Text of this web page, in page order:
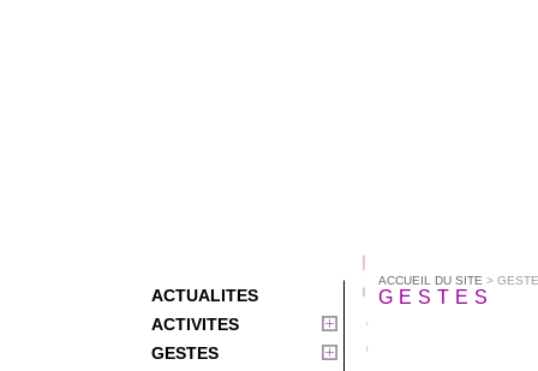
ACTUALITES
ACTIVITES
GESTES
ACCUEIL DU SITE >
GESTES